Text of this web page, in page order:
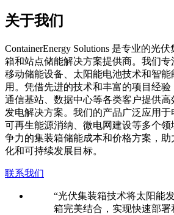
关于我们
ContainerEnergy Solutions 是专业的光
箱和站点储能解决方案提供商。我们专
移动储能设备、太阳能电池技术和智
用。凭借先进的技术和丰富的项目经验
通信基站、数据中心等各类客户提供
发电解决方案。我们的产品广泛应用于
可再生能源消纳、微电网建设等多个
争力的集装箱储能成本和价格方案，
化和可持续发展目标。
联系我们
“光伏集装箱技术将太阳能
箱完美结合，实现快速部署